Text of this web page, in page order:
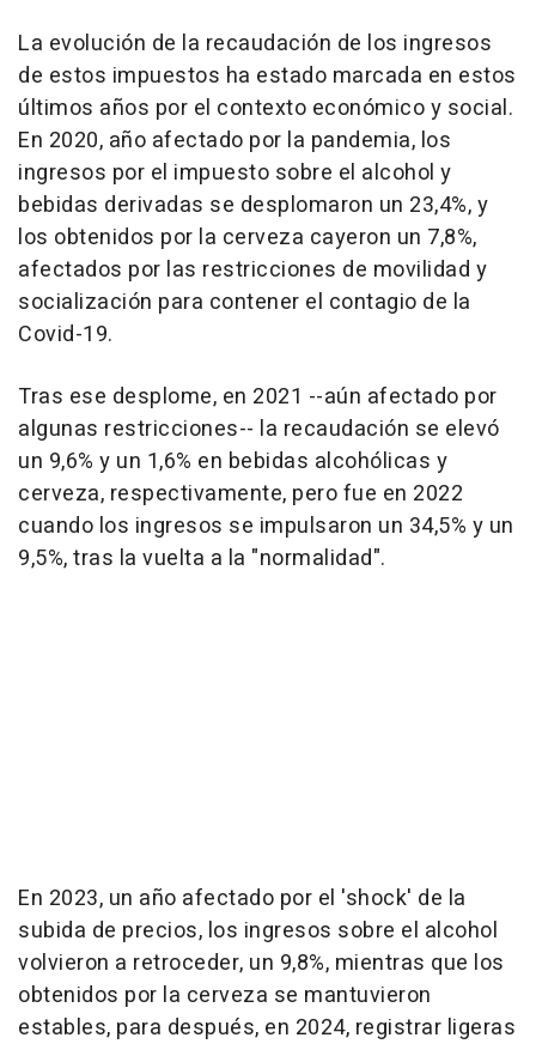
La evolución de la recaudación de los ingresos
de estos impuestos ha estado marcada en estos
últimos años por el contexto económico y social.
En 2020, año afectado por la pandemia, los
ingresos por el impuesto sobre el alcohol y
bebidas derivadas se desplomaron un 23,4%, y
los obtenidos por la cerveza cayeron un 7,8%,
afectados por las restricciones de movilidad y
socialización para contener el contagio de la
Covid-19.
Tras ese desplome, en 2021 --aún afectado por
algunas restricciones-- la recaudación se elevó
un 9,6% y un 1,6% en bebidas alcohólicas y
cerveza, respectivamente, pero fue en 2022
cuando los ingresos se impulsaron un 34,5% y un
9,5%, tras la vuelta a la "normalidad".
En 2023, un año afectado por el 'shock' de la
subida de precios, los ingresos sobre el alcohol
volvieron a retroceder, un 9,8%, mientras que los
obtenidos por la cerveza se mantuvieron
estables, para después, en 2024, registrar ligeras